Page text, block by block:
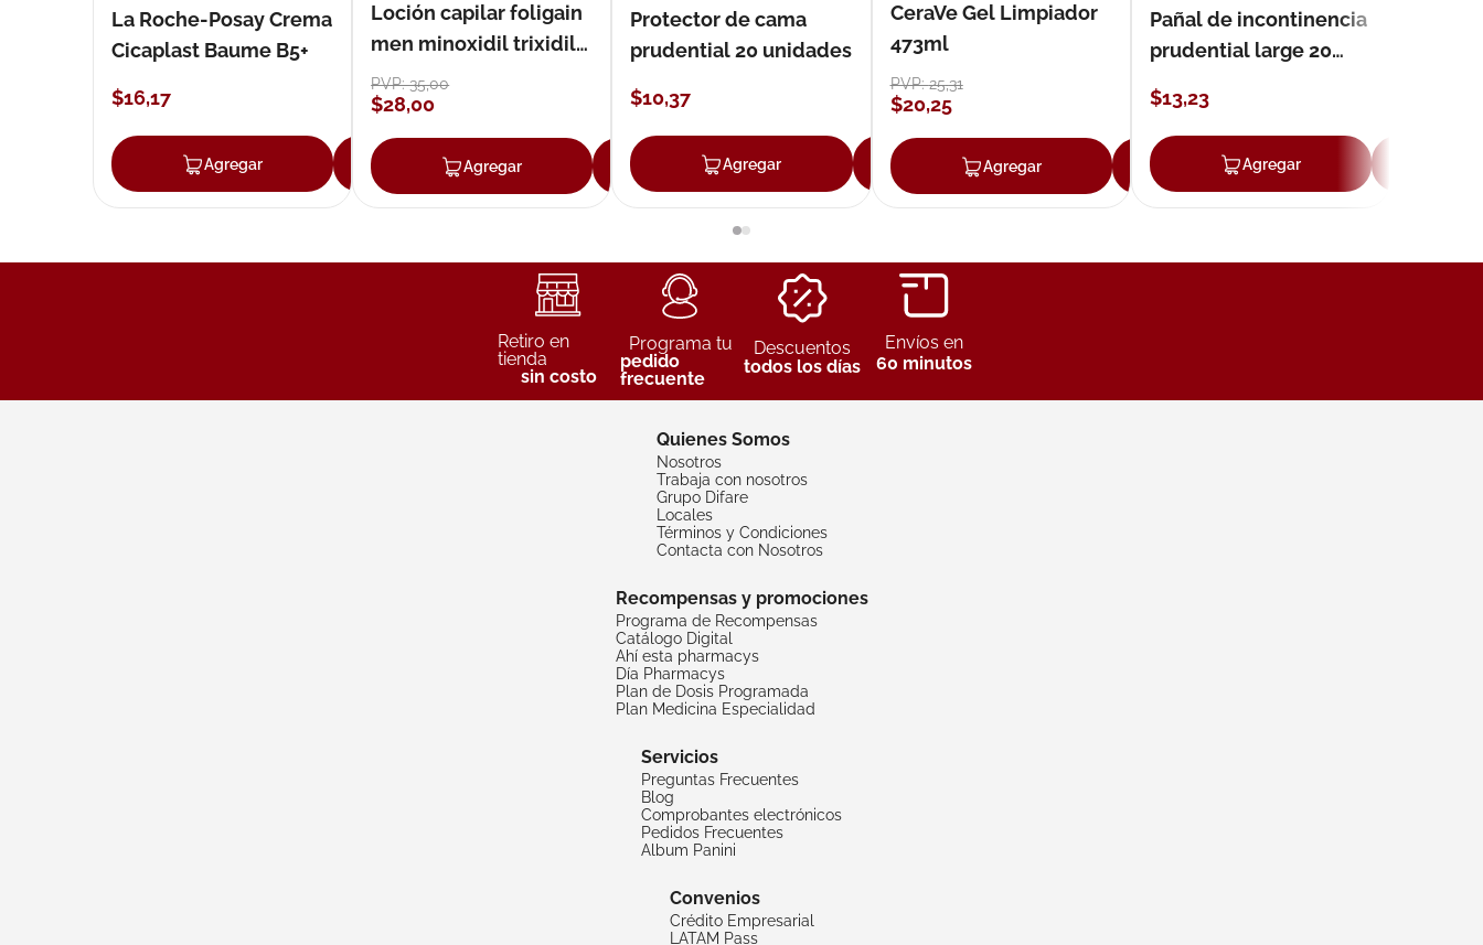
La Roche-Posay Crema
Cicaplast Baume B5+
$16,17
Agregar Agregar
Loción capilar foligain
men minoxidil trixidil
loción 59 ml
PVP:35,00
$28,00
Agregar Agregar
Protector de cama
prudential 20 unidades
$10,37
Agregar Agregar
CeraVe Gel Limpiador
473ml
PVP:25,31
$20,25
Agregar Agregar
Pañal de incontinencia
prudential large 20
$13,23
Agregar
Retiro en
tienda
sin costo
Programa tu
pedido
frecuente
Descuentos
todos los días
Envíos en
60 minutos
Quienes Somos
Nosotros
Trabaja con nosotros
Grupo Difare
Locales
Términos y Condiciones
Contacta con Nosotros
Recompensas y promociones
Programa de Recompensas
Catálogo Digital
Ahí esta pharmacys
Día Pharmacys
Plan de Dosis Programada
Plan Medicina Especialidad
Servicios
Preguntas Frecuentes
Blog
Comprobantes electrónicos
Pedidos Frecuentes
Album Panini
Convenios
Crédito Empresarial
LATAM Pass